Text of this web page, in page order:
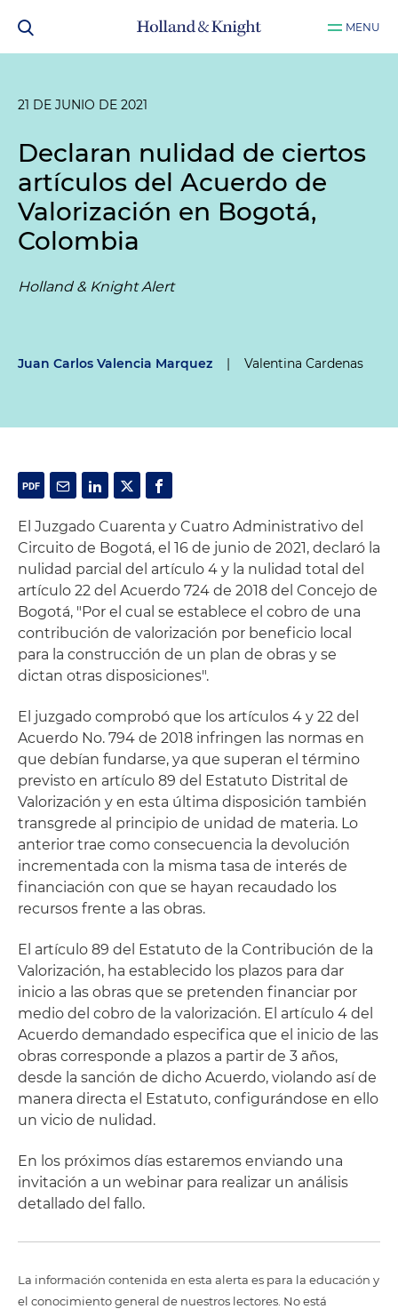
MENU
21 DE JUNIO DE 2021
Declaran nulidad de ciertos
artículos del Acuerdo de
Valorización en Bogotá,
Colombia
Holland & Knight Alert
Juan Carlos Valencia Marquez | Valentina Cardenas
El Juzgado Cuarenta y Cuatro Administrativo del
Circuito de Bogotá, el 16 de junio de 2021, declaró la
nulidad parcial del artículo 4 y la nulidad total del
artículo 22 del Acuerdo 724 de 2018 del Concejo de
Bogotá, "Por el cual se establece el cobro de una
contribución de valorización por beneficio local
para la construcción de un plan de obras y se
dictan otras disposiciones".
El juzgado comprobó que los artículos 4 y 22 del
Acuerdo No. 794 de 2018 infringen las normas en
que debían fundarse, ya que superan el término
previsto en artículo 89 del Estatuto Distrital de
Valorización y en esta última disposición también
transgrede al principio de unidad de materia. Lo
anterior trae como consecuencia la devolución
incrementada con la misma tasa de interés de
financiación con que se hayan recaudado los
recursos frente a las obras.
El artículo 89 del Estatuto de la Contribución de la
Valorización, ha establecido los plazos para dar
inicio a las obras que se pretenden financiar por
medio del cobro de la valorización. El artículo 4 del
Acuerdo demandado especifica que el inicio de las
obras corresponde a plazos a partir de 3 años,
desde la sanción de dicho Acuerdo, violando así de
manera directa el Estatuto, configurándose en ello
un vicio de nulidad.
En los próximos días estaremos enviando una
invitación a un webinar para realizar un análisis
detallado del fallo.
La información contenida en esta alerta es para la educación y
el conocimiento general de nuestros lectores. No está